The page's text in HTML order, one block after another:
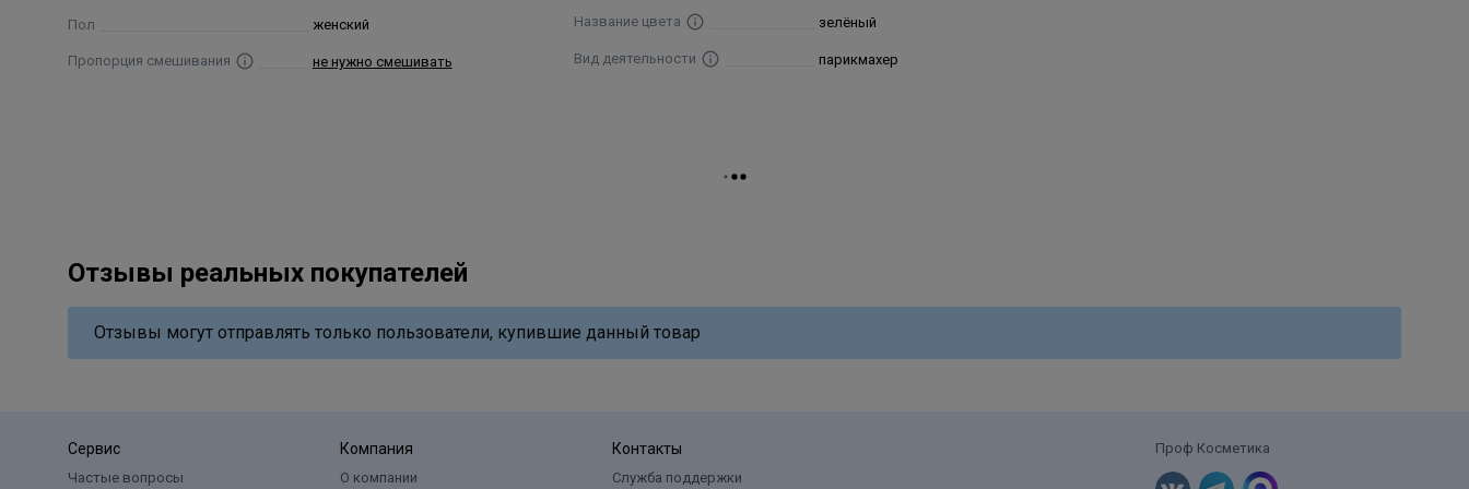
Пол женский
Пропорция смешивания не нужно смешивать
Название цвета зелёный
Вид деятельности парикмахер
Отзывы реальных покупателей
Отзывы могут отправлять только пользователи, купившие данный товар
Сервис
Частые вопросы
Компания
О компании
Контакты
Служба поддержки
Проф Косметика